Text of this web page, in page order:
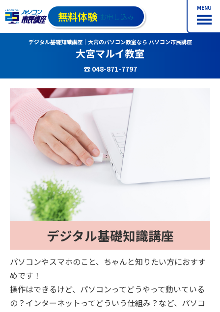
MENU
無料体験 お申し込み
デジタル基礎知識講座｜大宮のパソコン教室なら パソコン市民講座
大宮マルイ教室
☎ 048-871-7797
デジタル基礎知識講座
パソコンやスマホのこと、ちゃんと知りたい方におすす
めです！
操作はできるけど、パソコンってどうやって動いている
の？インターネットってどういう仕組み？など、パソコ